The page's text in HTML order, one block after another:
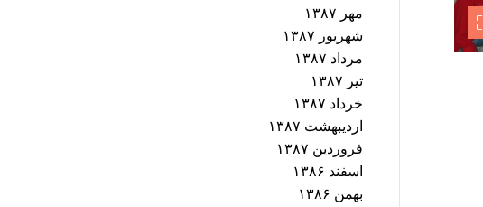
مهر ۱۳۸۷
شهریور ۱۳۸۷
مرداد ۱۳۸۷
تیر ۱۳۸۷
خرداد ۱۳۸۷
اردیبهشت ۱۳۸۷
فروردین ۱۳۸۷
اسفند ۱۳۸۶
بهمن ۱۳۸۶